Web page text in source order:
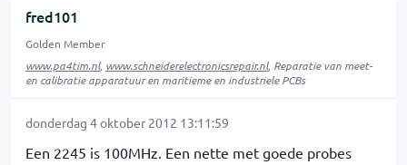
fred101
Golden Member
www.pa4tim.nl, www.schneiderelectronicsrepair.nl, Reparatie van meet-
en calibratie apparatuur en maritieme en industriele PCBs
donderdag 4 oktober 2012 13:11:59
Een 2245 is 100MHz. Een nette met goede probes